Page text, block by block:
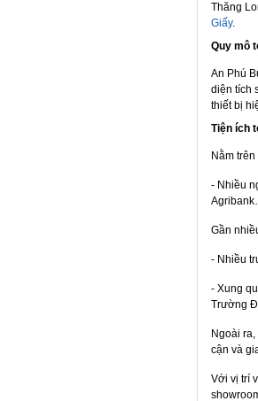
Thăng
Giấy.
Quy mô
An Phú
diện tích
thiết bị
Tiện ích
Nằm
- Nhiều
Gần
- Nhiều
- Xung
Trường
Ngoài
cận và
Với vị trí